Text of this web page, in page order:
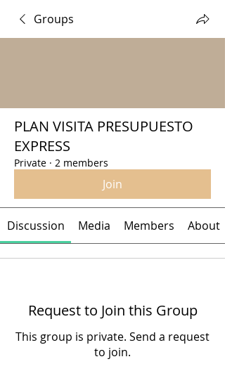
Groups
PLAN VISITA PRESUPUESTO
EXPRESS
Private · 2 members
Join
Discussion Media Members About
Request to Join this Group
This group is private. Send a request
to join.